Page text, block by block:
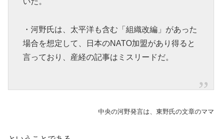
・河野氏は、太平洋も含む「組織改編」があった
場合を想定して、日本のNATO加盟があり得ると
言っており、産経の記事はミスリードだ。
中央の河野発言は、東野氏の文章のママ